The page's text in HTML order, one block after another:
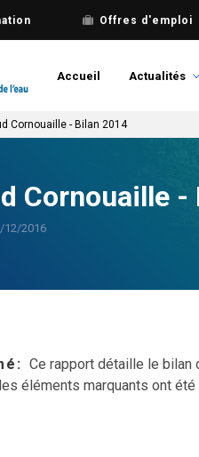
Offres d'emploi
Accueil Actualités
Cornouaille - Bilan 2014
Cornouaille
12/2016
Ce rapport détaille le bilan
éléments marquants ont